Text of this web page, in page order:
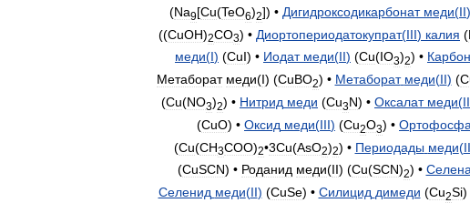
(Na9[Cu(TeO6)2]) • Дигидроксодикарбонат меди(II)
((CuOH)2CO3) • Диортопериодатокупрат(III) калия (
меди(I) (CuI) • Иодат меди(II) (Cu(IO3)2) •
Метаборат меди(I) (CuBO2) • Метаборат меди(II) (
(Cu(NO3)2) • Нитрид меди (Cu3N) • Оксалат меди(II
(CuO) • Оксид меди(III) (Cu2O3) •
(Cu(CH3COO)2•3Cu(AsO2)2) • Периодады меди(II
(CuSCN) • Роданид меди(II) (Cu(SCN)2) •
Селенид меди(II) (CuSe) • Силицид димеди (Cu2Si)